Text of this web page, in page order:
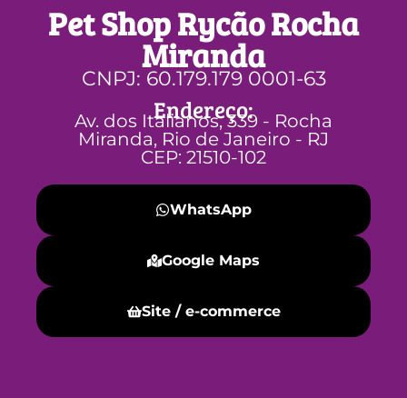
Pet Shop Rycão Rocha
Miranda
CNPJ: 60.179.179 0001-63
Endereço:
Av. dos Italianos, 339 - Rocha
Miranda, Rio de Janeiro - RJ
CEP: 21510-102
WhatsApp
Google Maps
Site / e-commerce